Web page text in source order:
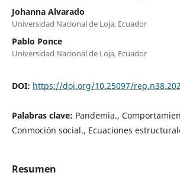
Johanna Alvarado
Universidad Nacional de Loja, Ecuador
Pablo Ponce
Universidad Nacional de Loja, Ecuador
DOI: https://doi.org/10.25097/
Palabras clave: Pandemia.,
Conmoción social., Ecuaciones
Resumen